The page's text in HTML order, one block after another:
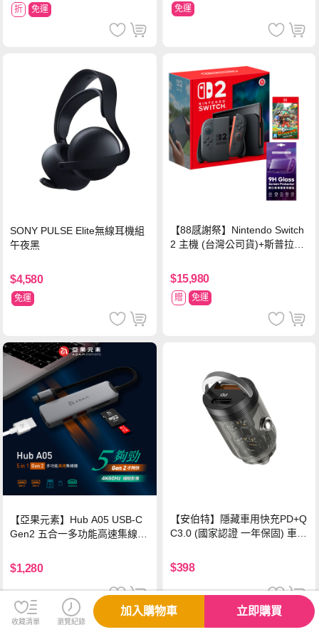
折 免運 免運
SONY PULSE Elite無線耳機組
午夜黑
$4,580
免運
【88感謝祭】Nintendo Switch
2 主機 (台灣公司貨)+斯普拉遁
$15,980
贈 免運
【亞果元素】Hub A05 USB-C
Gen2 五合一多功能高速集線
$1,280
【安伯特】隱藏車用快充PD+Q
C3.0 (國家認證 一年保固) 車充
$398
收藏清單 瀏覽紀錄
加入購物車 立即購買